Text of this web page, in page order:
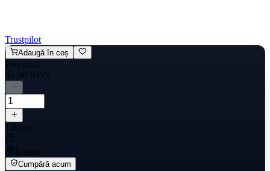
Trustpilot
Adaugă în coș
Preț total
51,90 RON
Livrare
Instant
Cumpără acum